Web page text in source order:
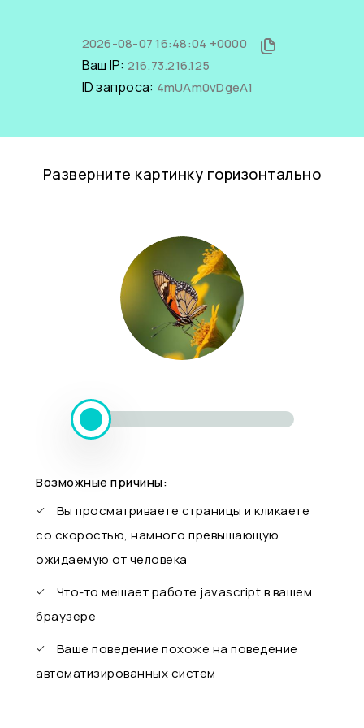
2026-08-07 16:48:04 +0000
Ваш IP: 216.73.216.125
ID запроса: 4mUAm0vDgeA1
Разверните картинку горизонтально
Возможные причины:
Вы просматриваете страницы и кликаете
со скоростью, намного превышающую
ожидаемую от человека
Что-то мешает работе javascript в вашем
браузере
Ваше поведение похоже на поведение
автоматизированных систем